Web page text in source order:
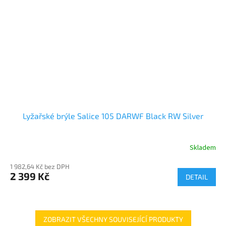
Lyžařské brýle Salice 105 DARWF Black RW Silver
Skladem
1 982,64 Kč bez DPH
2 399 Kč DETAIL
ZOBRAZIT VŠECHNY SOUVISEJÍCÍ PRODUKTY